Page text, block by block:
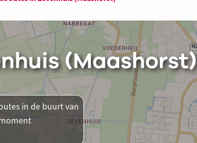
(Maashorst)
in de buurt van